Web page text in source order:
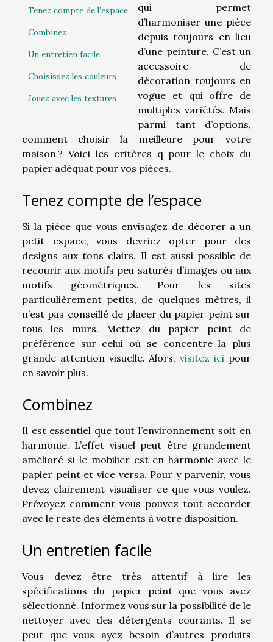
Tenez compte de l’espace
Combinez
Un entretien facile
Choisissez les couleurs
Jouez avec les textures
qui permet
d’harmoniser une pièce
depuis toujours en lieu
d’une peinture. C’est un
accessoire de
décoration toujours en
vogue et qui offre de
multiples variétés. Mais
parmi tant d’options,
comment choisir la meilleure pour votre
maison ? Voici les critères q pour le choix du
papier adéquat pour vos pièces.
Tenez compte de l’espace
Si la pièce que vous envisagez de décorer a un
petit espace, vous devriez opter pour des
designs aux tons clairs. Il est aussi possible de
recourir aux motifs peu saturés d’images ou aux
motifs géométriques. Pour les sites
particulièrement petits, de quelques mètres, il
n’est pas conseillé de placer du papier peint sur
tous les murs. Mettez du papier peint de
préférence sur celui où se concentre la plus
grande attention visuelle. Alors,visitez ici pour
en savoir plus.
Combinez
Il est essentiel que tout l’environnement soit en
harmonie. L’effet visuel peut être grandement
amélioré si le mobilier est en harmonie avec le
papier peint et vice versa. Pour y parvenir, vous
devez clairement visualiser ce que vous voulez.
Prévoyez comment vous pouvez tout accorder
avec le reste des éléments à votre disposition.
Un entretien facile
Vous devez être très attentif à lire les
spécifications du papier peint que vous avez
sélectionné. Informez vous sur la possibilité de le
nettoyer avec des détergents courants. Il se
peut que vous ayez besoin d’autres produits